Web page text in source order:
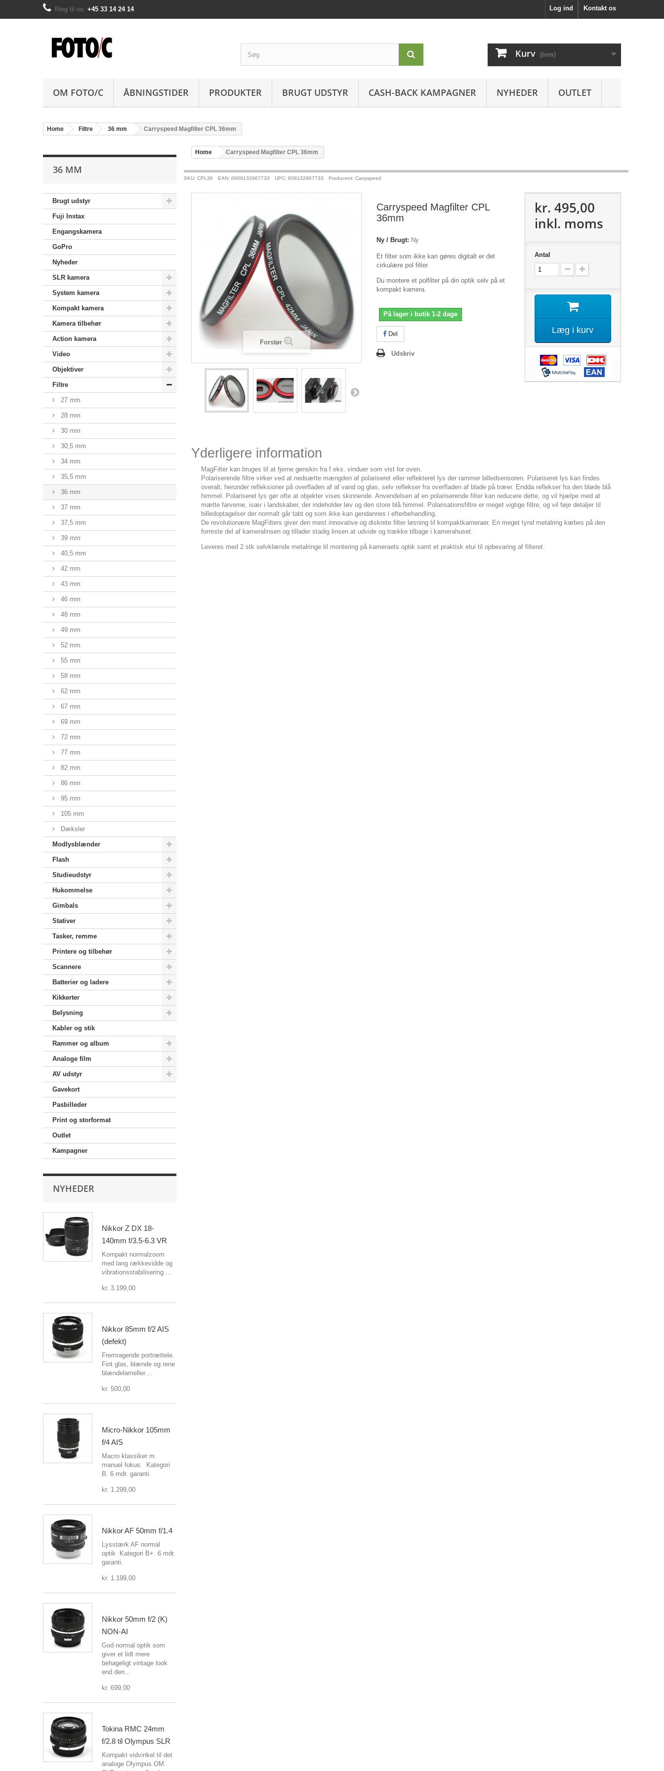
Kontakt os
Ring til os: +45 33 14 24 14 Log ind
Kurv (tom)
OM FOTO/C ÅBNINGSTIDER PRODUKTER BRUGT UDSTYR CASH-BACK KAMPAGNER NYHEDER OUTLET
Home Filtre 36 mm Carryspeed Magfilter CPL 36mm
36 MM
Brugt udstyr
Fuji Instax
Engangskamera
GoPro
Nyheder
SLR kamera
System kamera
Kompakt kamera
Kamera tilbehør
Action kamera
Video
Objektiver
Filtre
27 mm
28 mm
30 mm
30,5 mm
34 mm
35,5 mm
36 mm
37 mm
37,5 mm
39 mm
40,5 mm
42 mm
43 mm
46 mm
48 mm
49 mm
52 mm
55 mm
58 mm
62 mm
67 mm
69 mm
72 mm
77 mm
82 mm
86 mm
95 mm
105 mm
Dæksler
Modlysblænder
Flash
Studieudstyr
Hukommelse
Gimbals
Stativer
Tasker, remme
Printere og tilbehør
Scannere
Batterier og ladere
Kikkerter
Belysning
Kabler og stik
Rammer og album
Analoge film
AV udstyr
Gavekort
Pasbilleder
Print og storformat
Outlet
Kampagner
NYHEDER
Nikkor Z DX 18-
140mm f/3.5-6.3 VR
Kompakt normalzoom
med lang rækkevidde og
vibrationsstabilisering....
kr. 3.199,00
Nikkor 85mm f/2 AIS
(defekt)
Fremragende portrættele.
Fint glas, blænde og rene
blændelameller....
kr. 500,00
Micro-Nikkor 105mm
f/4 AIS
Macro klassiker m.
manuel fokus. Kategori
B. 6 mdr. garanti.
kr. 1.299,00
Nikkor AF 50mm f/1.4
Lysstærk AF normal
optik Kategori B+. 6 mdr.
garanti.
kr. 1.199,00
Nikkor 50mm f/2 (K)
NON-AI
God normal optik som
giver et lidt mere
behageligt vintage look
end den...
kr. 699,00
Tokina RMC 24mm
f/2.8 til Olympus SLR
Kompakt vidvinkel til det
analoge Olympus OM
Home >Carryspeed Magfilter CPL 36mm
SKU: CPL36 EAN: 0609132967733 UPC: 609132967733 Producent: Carryspeed
Forstør
Carryspeed Magfilter CPL
36mm
Ny / Brugt: Ny
Et filter som ikke kan gøres digitalt er det
cirkulære pol filter.
Du montere et polfilter på din optik selv på et
kompakt kamera.
På lager i butik 1-2 dage
Del
Udskriv
kr. 495,00
inkl. moms
Antal
Læg i kurv
Yderligere information
MagFilter kan bruges til at fjerne genskin fra f.eks. vinduer som vist for oven.
Polariserende filtre virker ved at nedsætte mængden af polariseret eller reflekteret lys der rammer billedsensoren. Polariseret lys kan findes
overalt, herunder refleksioner på overfladen af af vand og glas, selv reflekser fra overfladen af blade på træer. Endda reflekser fra den bløde blå
himmel. Polariseret lys gør ofte at objekter vises skinnende. Anvendelsen af en polariserende filter kan reducere dette, og vil hjælpe med at
mætte farverne, især i landskaber, der indeholder løv og den store blå himmel. Polarisationsfiltre er meget vigtige filtre, og vil føje detaljer til
billedoptagelser der normalt går tabt og som ikke kan gendannes i efterbehandling.
De revolutionære MagFilters giver den mest innovative og diskrete filter løsning til kompaktkameraer. En meget tynd metalring kæbes på den
forreste del af kameralinsen og tillader stadig linsen at udvide og trække tilbage i kamerahuset.
Leveres med 2 stk selvklænde metalringe til montering på kameraets optik samt et praktisk etui til opbevaring af filteret.